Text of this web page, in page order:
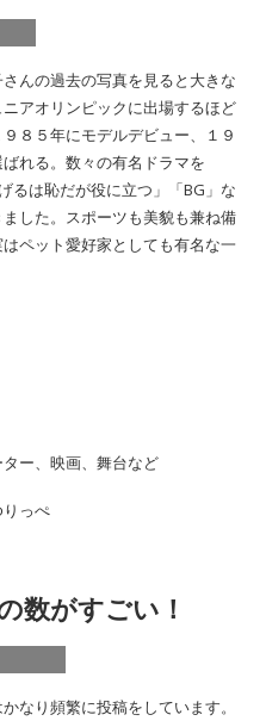
んの過去の写真を見ると大きな
アオリンピックに出場するほど
８５年にモデルデビュー、１９
れる。数々の有名ドラマを
るは恥だが役に立つ」「BG」な
した。スポーツも美貌も兼ね備
ペット愛好家としても有名な一
ー、映画、舞台など
っぺ
数がすごい！
なり頻繁に投稿をしています。